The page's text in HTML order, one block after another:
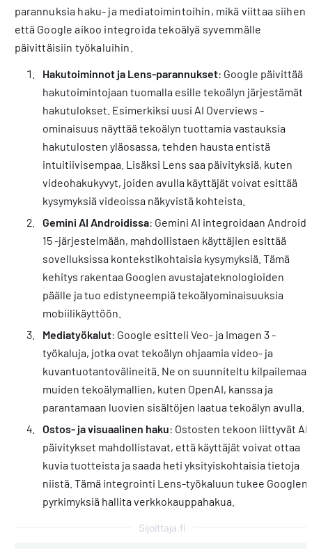
parannuksia haku- ja mediatoimintoihin, mikä viittaa siihen,
että Google aikoo integroida tekoälyä syvemmälle
päivittäisiin työkaluihin.
Hakutoiminnot ja Lens-parannukset: Google päivittää
hakutoimintojaan tuomalla esille tekoälyn järjestämät
hakutulokset. Esimerkiksi uusi AI Overviews -
ominaisuus näyttää tekoälyn tuottamia vastauksia
hakutulosten yläosassa, tehden hausta entistä
intuitiivisempaa. Lisäksi Lens saa päivityksiä, kuten
videohakukyvyt, joiden avulla käyttäjät voivat esittää
kysymyksiä videoissa näkyvistä kohteista.
Gemini AI Androidissa: Gemini AI integroidaan Android
15 -järjestelmään, mahdollistaen käyttäjien esittää
sovelluksissa kontekstikohtaisia kysymyksiä. Tämä
kehitys rakentaa Googlen avustajateknologioiden
päälle ja tuo edistyneempiä tekoälyominaisuuksia
mobiilikäyttöön.
Mediatyökalut: Google esitteli Veo- ja Imagen 3 -
työkaluja, jotka ovat tekoälyn ohjaamia video- ja
kuvantuotantovälineitä. Ne on suunniteltu kilpailemaan
muiden tekoälymallien, kuten OpenAI, kanssa ja
parantamaan luovien sisältöjen laatua tekoälyn avulla.
Ostos- ja visuaalinen haku: Ostosten tekoon liittyvät AI-
päivitykset mahdollistavat, että käyttäjät voivat ottaa
kuvia tuotteista ja saada heti yksityiskohtaisia tietoja
niistä. Tämä integrointi Lens-työkaluun tukee Googlen
pyrkimyksiä hallita verkkokauppahakua.
Sijoittaja.fi